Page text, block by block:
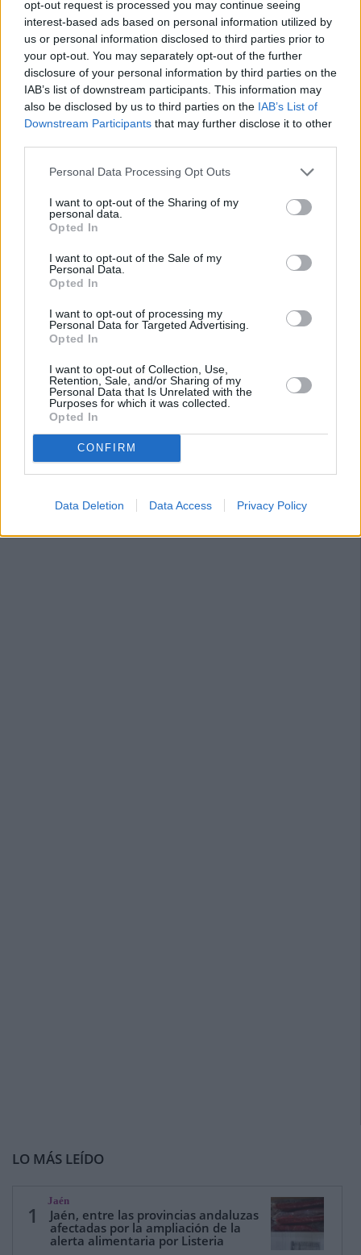
opt-out request is processed you may continue seeing
interest-based ads based on personal information utilized by
us or personal information disclosed to third parties prior to
your opt-out. You may separately opt-out of the further
disclosure of your personal information by third parties on the
IAB’s list of downstream participants. This information may
also be disclosed by us to third parties on the IAB’s List of
Downstream Participants that may further disclose it to other
Personal Data Processing Opt Outs
I want to opt-out of the Sharing of my
personal data.
Opted In
I want to opt-out of the Sale of my
Personal Data.
Opted In
I want to opt-out of processing my
Personal Data for Targeted Advertising.
Opted In
I want to opt-out of Collection, Use,
Retention, Sale, and/or Sharing of my
Personal Data that Is Unrelated with the
Purposes for which it was collected.
Opted In
CONFIRM
Data Deletion Data Access Privacy Policy
no se ha presentado moción alguna, pero el alcalde de
Arjonilla, Miguel Ángel Carmona, no descarta tratar el
asunto en el turno de ruegos y preguntas. Y es que son
varias las personas que le han hecho llegar quejas e,
incluso, cartas. De hecho, si no lo hace, lo propondrá el PP,
reconoció Pedro Sabalete. El regidor lamenta las
“desafortunadas” palabras del cronista oficial. “Este es un
este sentido, critica su postura, independientemente de que
se trate de su vida personal porque, a su entender, es
imagen pública del municipio.
LO MÁS LEÍDO
1
Jaén
Jaén, entre las provincias andaluzas
afectadas por la ampliación de la
alerta alimentaria por Listeria